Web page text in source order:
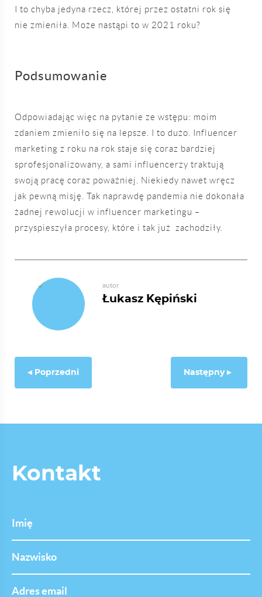
I to chyba jedyna rzecz, której przez ostatni rok się
nie zmieniła. Może nastąpi to w 2021 roku?
Podsumowanie
Odpowiadając więc na pytanie ze wstępu: moim
zdaniem zmieniło się na lepsze. I to dużo. Influencer
marketing z roku na rok staje się coraz bardziej
sprofesjonalizowany, a sami influencerzy traktują
swoją pracę coraz poważniej. Niekiedy nawet wręcz
jak pewną misję. Tak naprawdę pandemia nie dokonała
żadnej rewolucji w influencer marketingu –
przyspieszyła procesy, które i tak już zachodziły.
autor
Łukasz Kępiński
Poprzedni Następny
Kontakt
email